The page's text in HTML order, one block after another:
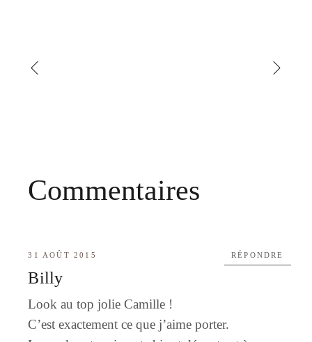
Commentaires
31 AOÛT 2015
Billy
Look au top jolie Camille !
C’est exactement ce que j’aime porter.
RÉPONDRE